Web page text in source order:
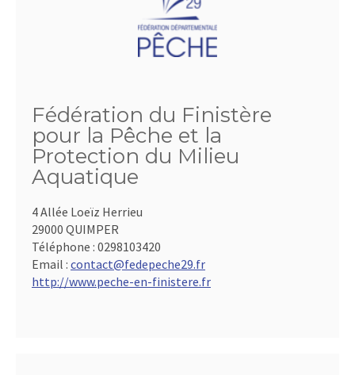
Fédération du Finistère
pour la Pêche et la
Protection du Milieu
Aquatique
4 Allée Loeïz Herrieu
29000 QUIMPER
Téléphone : 0298103420
Email : contact@fedepeche29.fr
http://www.peche-en-finistere.fr